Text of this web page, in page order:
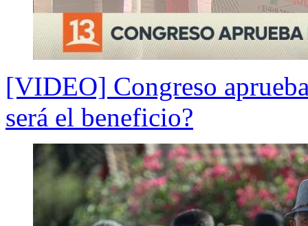
[VIDEO] Congreso
será el beneficio?